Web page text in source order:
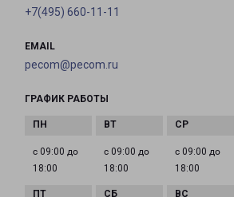
+7(495) 660-11-11
EMAIL
pecom@pecom.ru
ГРАФИК РАБОТЫ
с 09:00 до
18:00
с 09:00 до
18:00
с 09:00 до
18:00